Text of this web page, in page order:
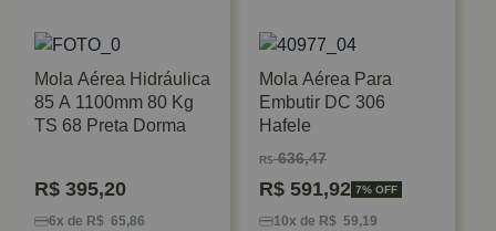
Mola Aérea Hidráulica
85 A 1100mm 80 Kg
TS 68 Preta Dorma
R$ 395,20
6x de R$ 65,86
Mola Aérea Para
Embutir DC 306
Hafele
R$636,47
R$ 591,92 7% OFF
10x de R$ 59,19